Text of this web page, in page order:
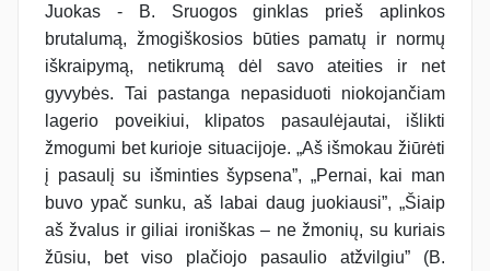
Juokas - B. Sruogos ginklas prieš aplinkos
brutalumą, žmogiškosios būties pamatų ir normų
iškraipymą, netikrumą dėl savo ateities ir net
gyvybės. Tai pastanga nepasiduoti niokojančiam
lagerio poveikiui, klipatos pasaulėjautai, išlikti
žmogumi bet kurioje situacijoje. „Aš išmokau žiūrėti
į pasaulį su išminties šypsena”, „Pernai, kai man
buvo ypač sunku, aš labai daug juokiausi”, „Šiaip
aš žvalus ir giliai ironiškas – ne žmonių, su kuriais
žūsiu, bet viso plačiojo pasaulio atžvilgiu” (B.